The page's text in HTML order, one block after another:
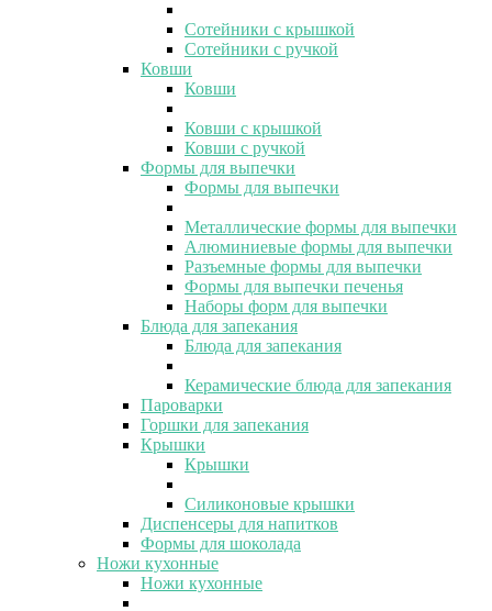
Сотейники с крышкой
Сотейники с ручкой
Ковши
Ковши
Ковши с крышкой
Ковши с ручкой
Формы для выпечки
Формы для выпечки
Металлические формы для выпечки
Алюминиевые формы для выпечки
Разъемные формы для выпечки
Формы для выпечки печенья
Наборы форм для выпечки
Блюда для запекания
Блюда для запекания
Керамические блюда для запекания
Пароварки
Горшки для запекания
Крышки
Крышки
Силиконовые крышки
Диспенсеры для напитков
Формы для шоколада
Ножи кухонные
Ножи кухонные